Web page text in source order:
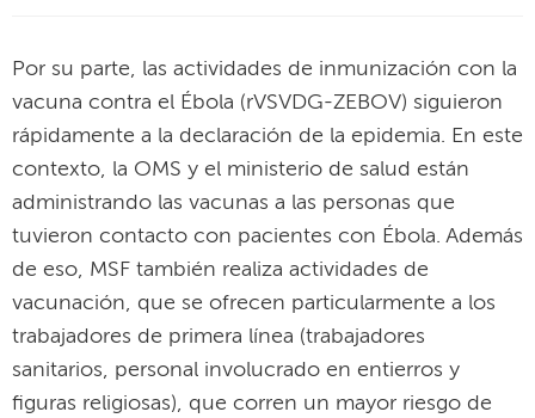
Por su parte, las actividades de inmunización con la
vacuna contra el Ébola (rVSVDG-ZEBOV) siguieron
rápidamente a la declaración de la epidemia. En este
contexto, la OMS y el ministerio de salud están
administrando las vacunas a las personas que
tuvieron contacto con pacientes con Ébola. Además
de eso, MSF también realiza actividades de
vacunación, que se ofrecen particularmente a los
trabajadores de primera línea (trabajadores
sanitarios, personal involucrado en entierros y
figuras religiosas), que corren un mayor riesgo de